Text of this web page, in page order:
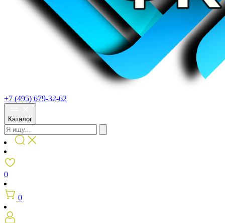
+7 (495) 679-32-62
Каталог
0
0